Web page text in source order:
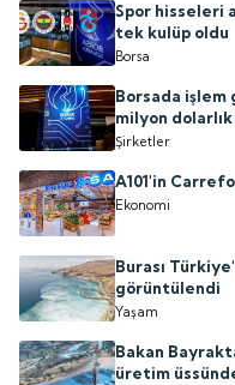
Spor hisseleri
tek kulüp oldu
Borsa
Borsada işlem
milyon dolarlık
Şirketler
A101'in
Ekonomi
Burası
görüntülendi
Yaşam
Bakan
üretim